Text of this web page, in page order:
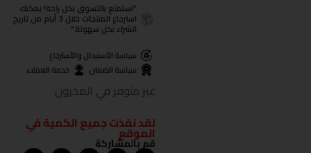
"استمتع بالتسوق بكل راحة! يمكنك
استرجاع المنتجات خلال 3 أيام من تاريخ
الشراء بكل سهولة."
سياسة الأستبدال والأسترجاع
سياسة الضمان
خدمة العملاء
غير متوفر في المخزون
لقد نفذت جميع الكمية في
الموقع
قم بالمشاركة